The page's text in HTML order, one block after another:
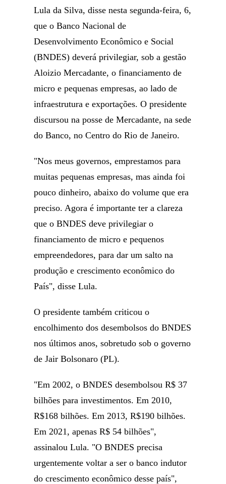
Lula da Silva, disse nesta segunda-feira, 6,
que o Banco Nacional de
Desenvolvimento Econômico e Social
(BNDES) deverá privilegiar, sob a gestão
Aloizio Mercadante, o financiamento de
micro e pequenas empresas, ao lado de
infraestrutura e exportações. O presidente
discursou na posse de Mercadante, na sede
do Banco, no Centro do Rio de Janeiro.
"Nos meus governos, emprestamos para
muitas pequenas empresas, mas ainda foi
pouco dinheiro, abaixo do volume que era
preciso. Agora é importante ter a clareza
que o BNDES deve privilegiar o
financiamento de micro e pequenos
empreendedores, para dar um salto na
produção e crescimento econômico do
País", disse Lula.
O presidente também criticou o
encolhimento dos desembolsos do BNDES
nos últimos anos, sobretudo sob o governo
de Jair Bolsonaro (PL).
"Em 2002, o BNDES desembolsou R$ 37
bilhões para investimentos. Em 2010,
R$168 bilhões. Em 2013, R$190 bilhões.
Em 2021, apenas R$ 54 bilhões",
assinalou Lula. "O BNDES precisa
urgentemente voltar a ser o banco indutor
do crescimento econômico desse país",